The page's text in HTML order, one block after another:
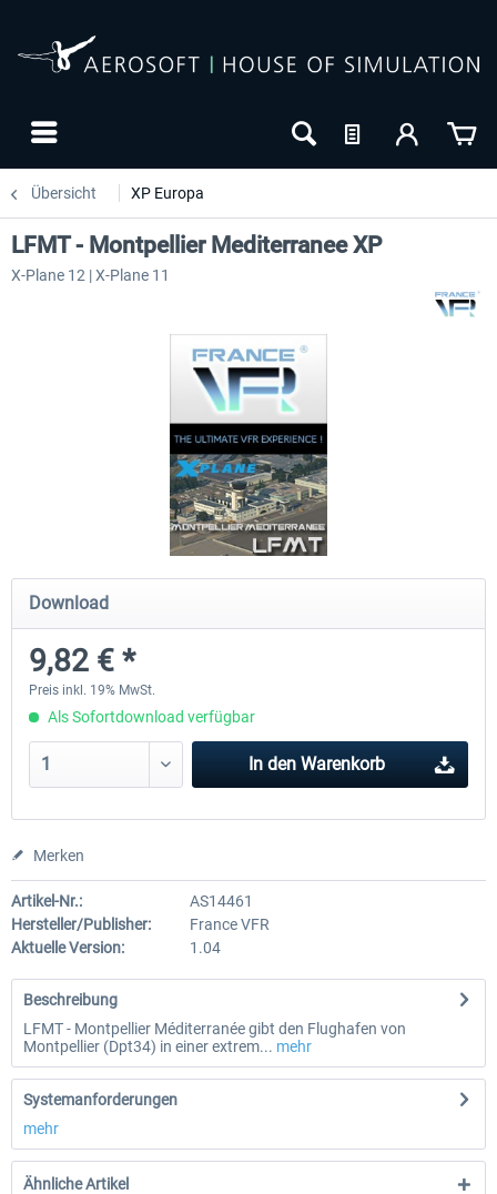
Übersicht XP Europa
Airport Berlin Brandenburg V2 XP
29,95 € *
Airport Zürich V2.0 XP
LFMT - Montpellier Mediterranee XP
X-Plane 12 | X-Plane 11
Download
9,82 € *
Preis inkl. 19% MwSt.
Als Sofortdownload verfügbar
In den Warenkorb
Merken
Artikel-Nr.:
AS14461
Hersteller/Publisher:
France VFR
Aktuelle Version:
1.04
Beschreibung
LFMT - Montpellier Méditerranée gibt den Flughafen von
Montpellier (Dpt34) in einer extrem... mehr
Systemanforderungen
mehr
Ähnliche Artikel